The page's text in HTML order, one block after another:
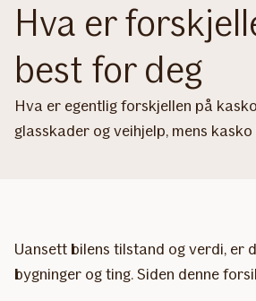
Hva er
best for deg
Hva er egentlig forskjellen på
glasskader og veihjelp, mens
Uansett bilens tilstand og verdi, er
bygninger og ting. Siden denne